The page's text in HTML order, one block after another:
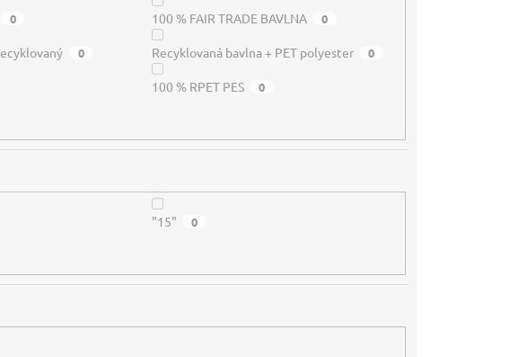
0 100 % FAIR TRADE BAVLNA 0
0 Recyklovaná bavlna + PET polyester 0
100 % RPET PES 0
"15" 0